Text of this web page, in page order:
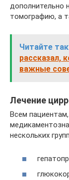
дополнительно
томографию, а
Читайте
рассказал,
важные
Лечение
Всем
нескольких